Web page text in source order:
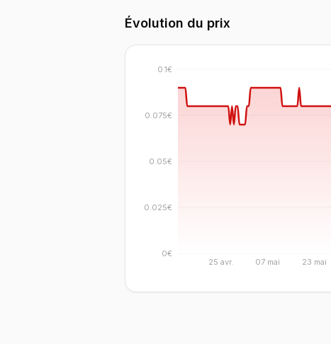
Évolution du prix
25 avr. 07 mai 23 mai
0€
0.025€
0.05€
0.075€
0.1€